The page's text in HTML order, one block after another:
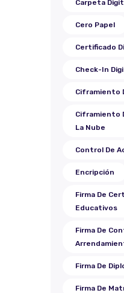
Carpeta
Cero Papel
Certificado
Check-In
Ciframiento
Ciframiento
La Nube
Control De
Encripción
Firma De
Educativos
Firma De
Firma De
Firma De